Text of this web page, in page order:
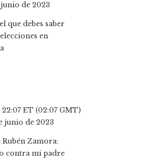
junio de 2023
ET (02:07 GMT)
junio de 2023